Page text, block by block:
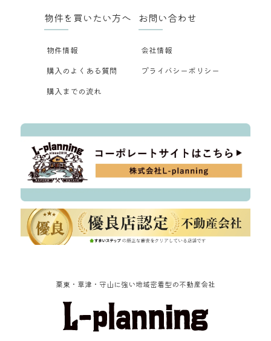
物件を買いたい方へ
物件情報
購入のよくある質問
購入までの流れ
お問い合わせ
会社情報
プライバシーポリシー
栗東・草津・守山に強い地域密着型の不動産会社